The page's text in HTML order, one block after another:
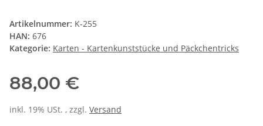
Artikelnummer: K-255
HAN: 676
Kategorie: Karten - Kartenkunststücke und Päckchentricks
88,00 €
inkl. 19% USt. , zzgl. Versand